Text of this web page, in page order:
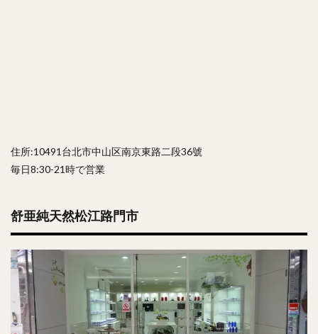
住所:10491台北市中山区南京東路二段36號
毎日8:30-21時で営業
舒亜純天然松江路門市